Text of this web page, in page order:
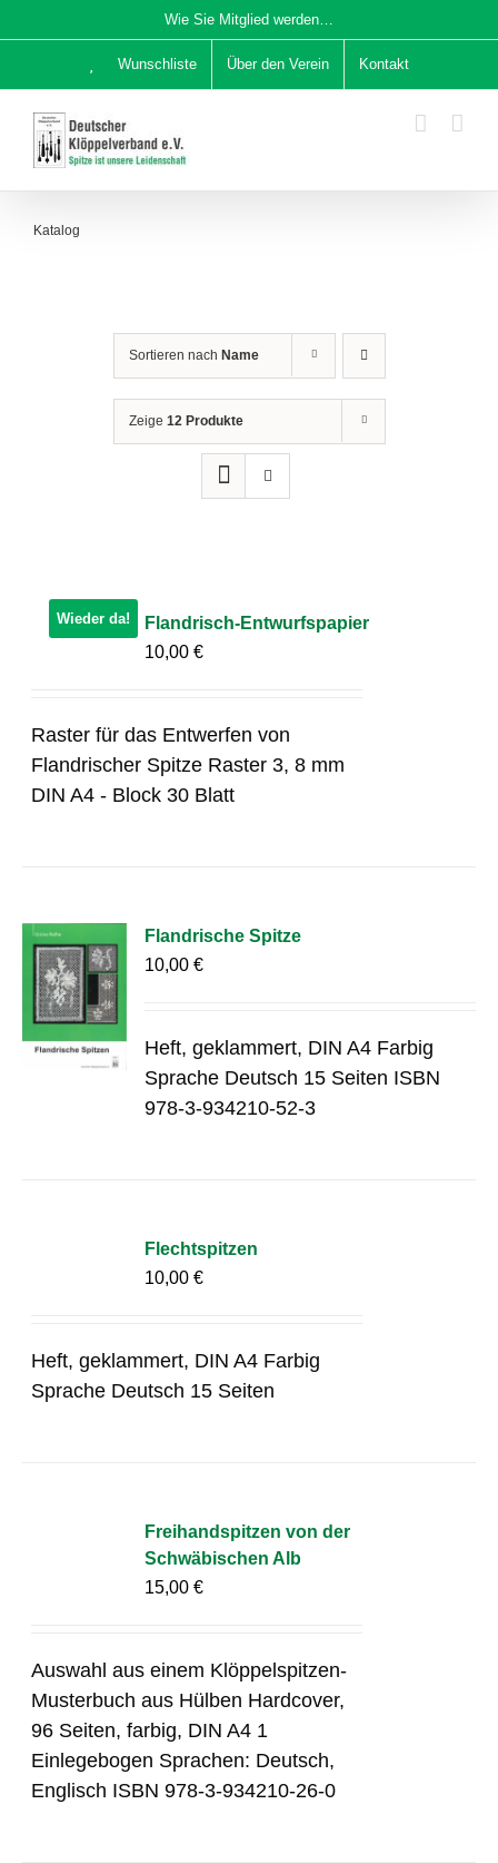
Inhalt
Wie Sie Mitglied werden…
Wunschliste Über den Verein Kontakt
Katalog
Sortieren nach Name
Zeige 12 Produkte
Wieder da!
Flandrisch-Entwurfspapier
10,00€
Raster für das Entwerfen von
Flandrischer Spitze Raster 3, 8 mm
DIN A4 - Block 30 Blatt
Flandrische Spitze
10,00€
Heft, geklammert, DIN A4 Farbig
Sprache Deutsch 15 Seiten ISBN
978-3-934210-52-3
Flechtspitzen
10,00€
Heft, geklammert, DIN A4 Farbig
Sprache Deutsch 15 Seiten
Freihandspitzen von der
Schwäbischen Alb
15,00€
Auswahl aus einem Klöppelspitzen-
Musterbuch aus Hülben Hardcover,
96 Seiten, farbig, DIN A4 1
Einlegebogen Sprachen: Deutsch,
Englisch ISBN 978-3-934210-26-0